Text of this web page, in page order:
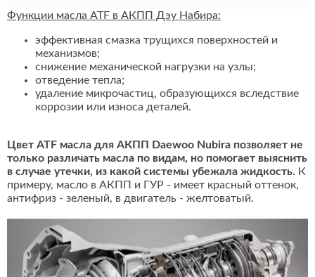
Функции масла ATF в АКПП Дэу Набира:
эффективная смазка трущихся поверхностей и
механизмов;
снижение механической нагрузки на узлы;
отведение тепла;
удаление микрочастиц, образующихся вследствие
коррозии или износа деталей.
Цвет ATF масла для АКПП Daewoo Nubira позволяет не
только различать масла по видам, но помогает выяснить
в случае утечки, из какой системы убежала жидкость. К
примеру, масло в АКПП и ГУР - имеет красный оттенок,
антифриз - зеленый, в двигатель - желтоватый.